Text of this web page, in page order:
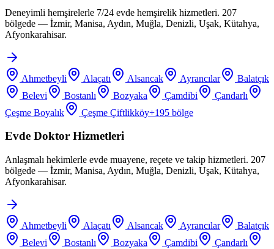
Deneyimli hemşirelerle 7/24 evde hemşirelik hizmetleri. 207
bölgede — İzmir, Manisa, Aydın, Muğla, Denizli, Uşak, Kütahya,
Afyonkarahisar.
Ahmetbeyli Alaçatı Alsancak Ayrancılar
Balatçık
Belevi
Bostanlı Bozyaka Çamdibi
Çandarlı
Çeşme Boyalık
Çeşme Çiftlikköy+195 bölge
Evde Doktor Hizmetleri
Anlaşmalı hekimlerle evde muayene, reçete ve takip hizmetleri. 207
bölgede — İzmir, Manisa, Aydın, Muğla, Denizli, Uşak, Kütahya,
Afyonkarahisar.
Ahmetbeyli Alaçatı Alsancak Ayrancılar
Balatçık
Belevi
Bostanlı Bozyaka Çamdibi
Çandarlı